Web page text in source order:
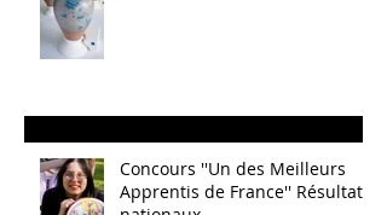
Concours ''Un des Meilleurs
Apprentis de France'' Résultats